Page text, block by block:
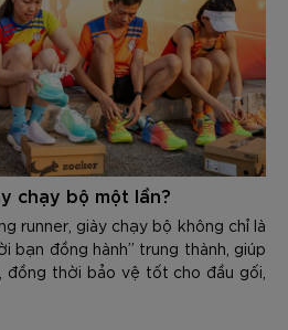
chạy bộ một lần?
runner, giày chạy bộ không chỉ là
bạn đồng hành” trung thành, giúp
thời bảo vệ tốt cho đầu gối,
sống. Tuy nhiên, mọi vật dùng
nhất định. Việc sử dụng 1 đôi giày